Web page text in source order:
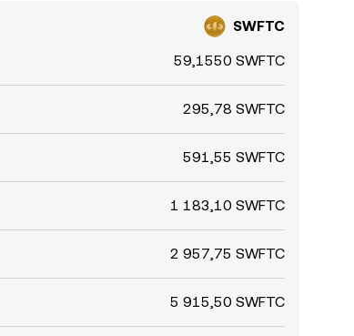
SWFTC
59,1550 SWFTC
295,78 SWFTC
591,55 SWFTC
1 183,10 SWFTC
2 957,75 SWFTC
5 915,50 SWFTC